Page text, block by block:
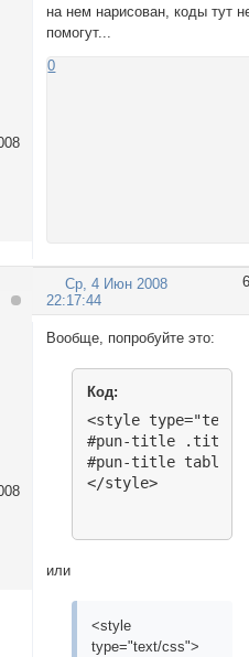
на нем нарисован, коды тут
помогут...
0
6
Ср, 4 Июн 2008
22:17:44
Вообще, попробуйте это:
Код:
<style type="text/
#pun-title .title-
#pun-title table
</style>
или
<style
type="text/css">